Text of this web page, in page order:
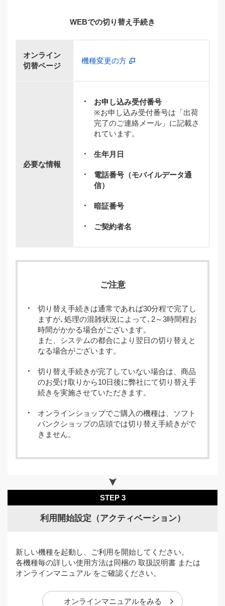
WEBでの切り替え手続き
オンライン
切替ページ
機種変更の方
必要な情報
お申し込み受付番号
※お申し込み受付番号は「出荷
完了のご連絡メール」に記載さ
れています。
生年月日
電話番号（モバイルデータ通
信）
暗証番号
ご契約者名
ご注意
切り替え手続きは通常であれば30分程で完了し
ますが､処理の混雑状況によって､2～3時間程お
時間がかかる場合がございます。
また、システムの都合により翌日の切り替えと
なる場合がございます。
切り替え手続きが完了していない場合は、商品
のお受け取りから10日後に弊社にて切り替え手
続きを実施させていただきます。
オンラインショップでご購入の機種は、ソフト
バンクショップの店頭では切り替え手続きがで
きません。
STEP 3
利用開始設定（アクティベーション）
新しい機種を起動し、ご利用を開始してください。
各機種毎の詳しい使用方法は同梱の 取扱説明書 または
オンラインマニュアル をご確認ください。
オンラインマニュアルをみる